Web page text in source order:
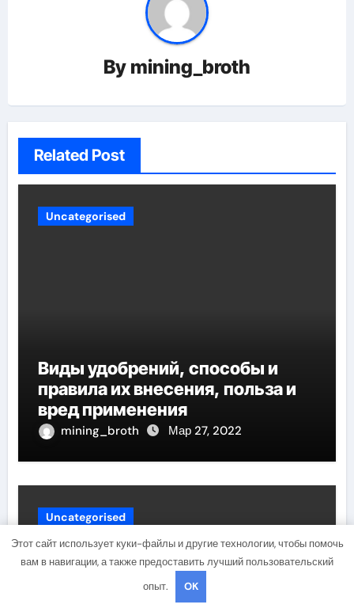
By mining_broth
Related Post
Uncategorised
Виды удобрений, способы и
правила их внесения, польза и
вред применения
mining_broth Мар 27, 2022
Uncategorised
Этот сайт использует куки-файлы и другие технологии, чтобы помочь
вам в навигации, а также предоставить лучший пользовательский
опыт.
OK